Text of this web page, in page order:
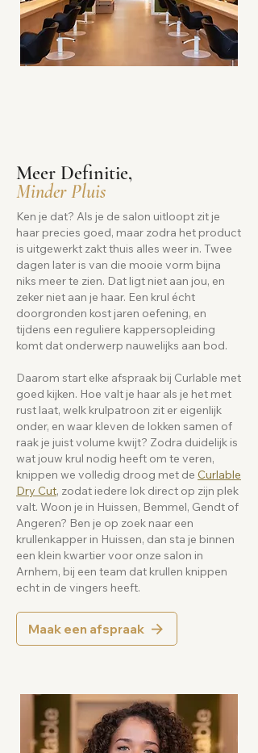
Meer Definitie,
Minder Pluis
Ken je dat? Als je de salon uitloopt zit je
haar precies goed, maar zodra het product
is uitgewerkt zakt thuis alles weer in. Twee
dagen later is van die mooie vorm bijna
niks meer te zien. Dat ligt niet aan jou, en
zeker niet aan je haar. Een krul écht
doorgronden kost jaren oefening, en
tijdens een reguliere kappersopleiding
komt dat onderwerp nauwelijks aan bod.
Daarom start elke afspraak bij Curlable met
goed kijken. Hoe valt je haar als je het met
rust laat, welk krulpatroon zit er eigenlijk
onder, en waar kleven de lokken samen of
raak je juist volume kwijt? Zodra duidelijk is
wat jouw krul nodig heeft om te veren,
knippen we volledig droog met de Curlable
Dry Cut, zodat iedere lok direct op zijn plek
valt. Woon je in Huissen, Bemmel, Gendt of
Angeren? Ben je op zoek naar een
krullenkapper in Huissen, dan sta je binnen
een klein kwartier voor onze salon in
Arnhem, bij een team dat krullen knippen
echt in de vingers heeft.
Maak een afspraak